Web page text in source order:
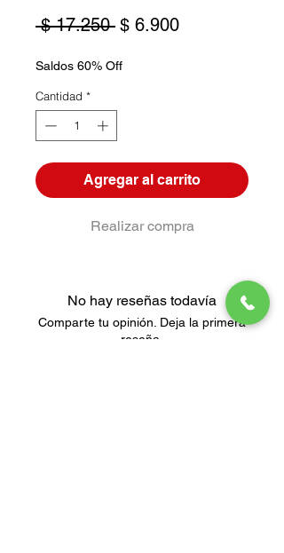
$ 17.250 Precio
$ 6.900Precio
Saldos 60% Off
Cantidad *
Agregar al carrito
Realizar compra
No hay reseñas todavía
Comparte tu opinión. Deja la primera
reseña.